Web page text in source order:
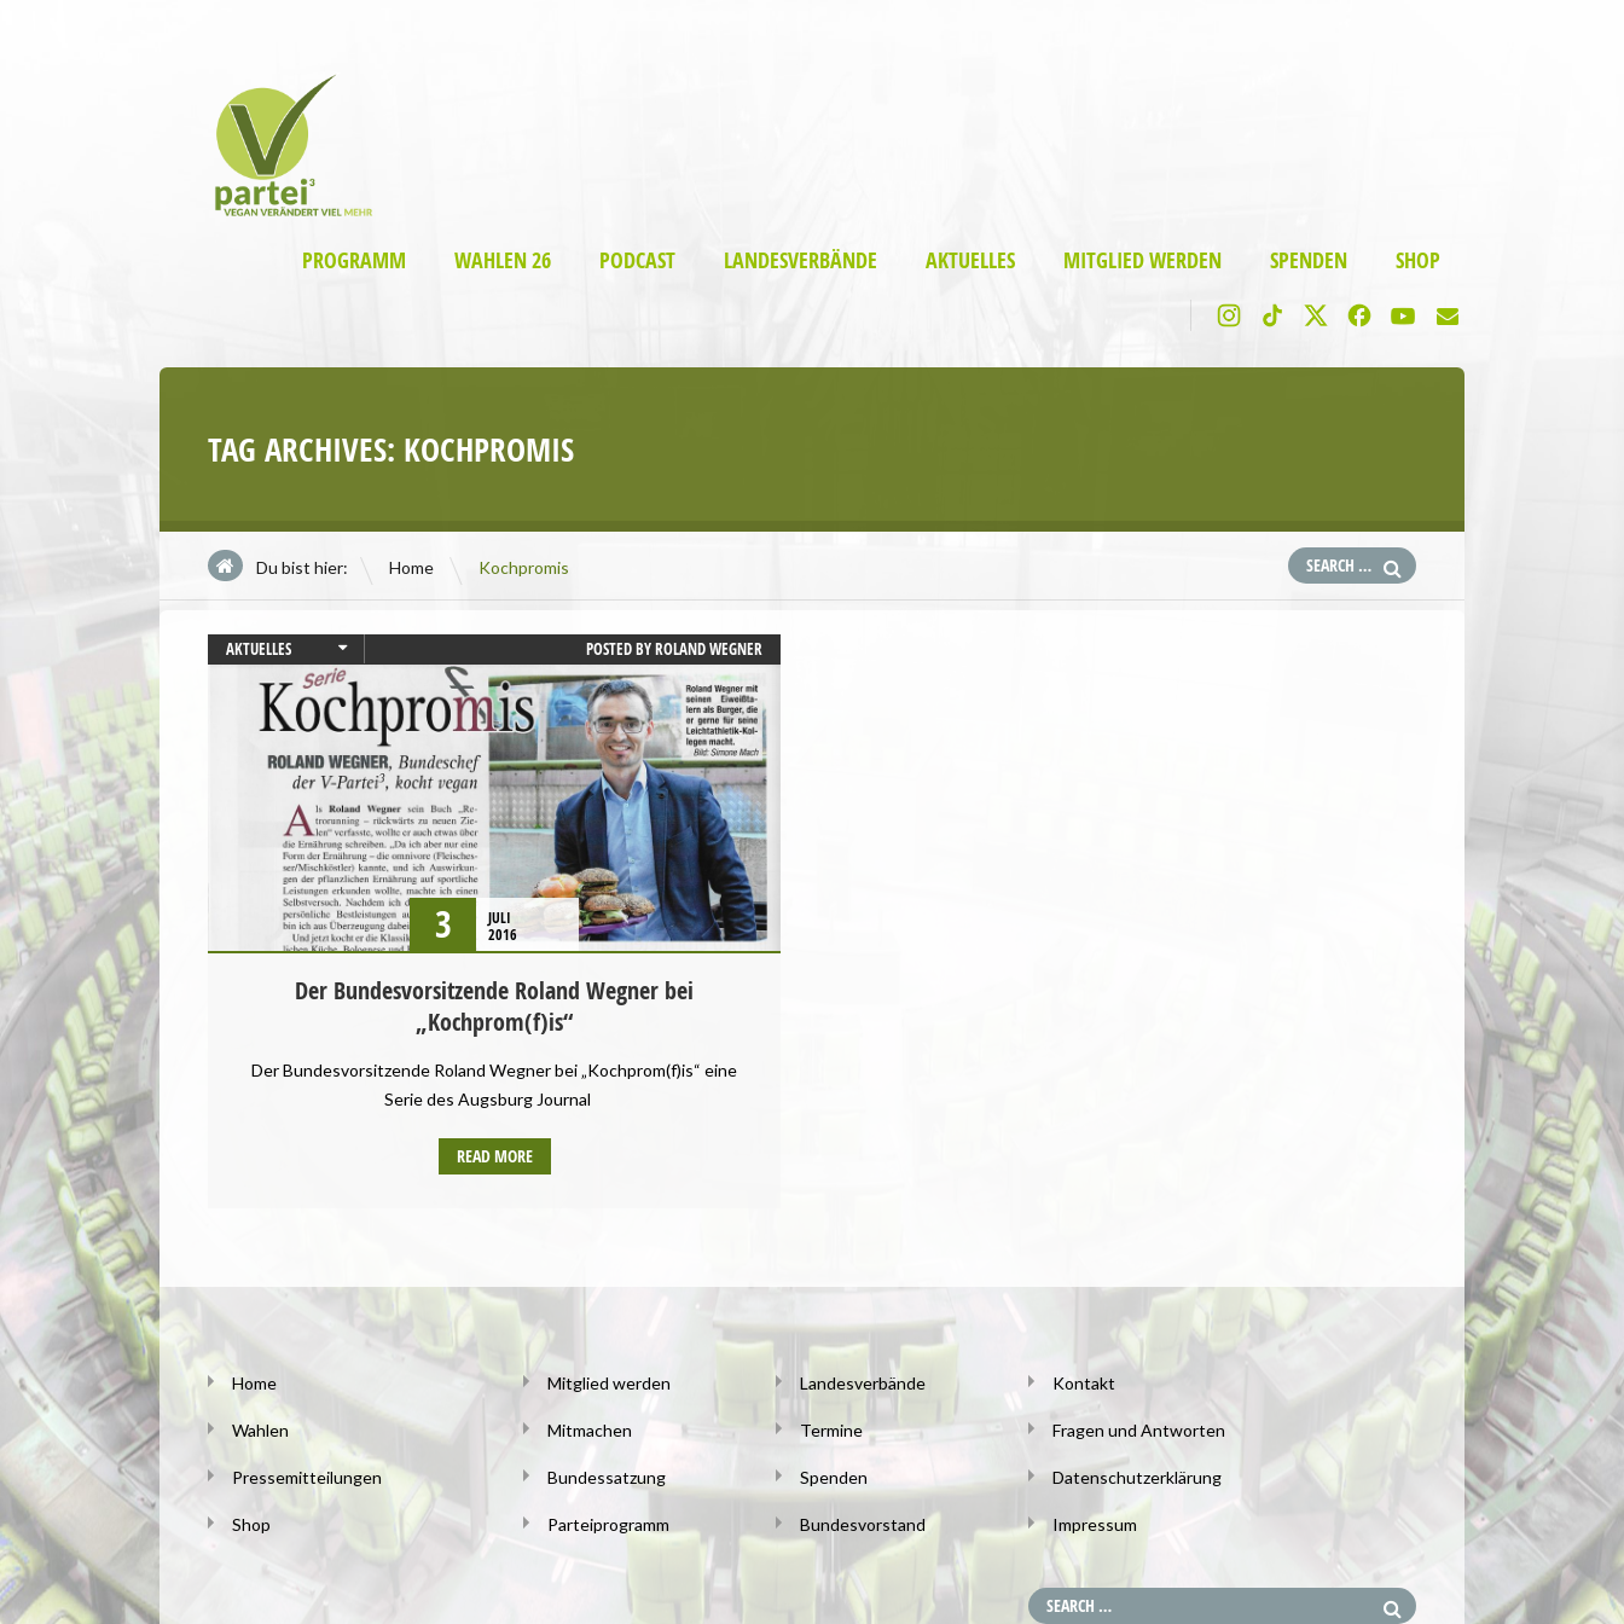
PROGRAMM WAHLEN 26 PODCAST LANDESVERBÄNDE AKTUELLES MITGLIED WERDEN SPENDEN SHOP
TAG ARCHIVES: KOCHPROMIS
Du bist hier: Home \ Kochpromis
AKTUELLES
VERANSTALTUNGEN
POSTED BYROLAND WEGNER
3
JULI
2016
Der Bundesvorsitzende Roland Wegner bei
„Kochprom(f)is“
Der Bundesvorsitzende Roland Wegner bei „Kochprom(f)is“ eine
Serie des Augsburg Journal
READ MORE
Home
Wahlen
Pressemitteilungen
Shop
Mitglied werden
Mitmachen
Bundessatzung
Parteiprogramm
Landesverbände
Termine
Spenden
Bundesvorstand
Kontakt
Fragen und Antworten
Datenschutzerklärung
Impressum